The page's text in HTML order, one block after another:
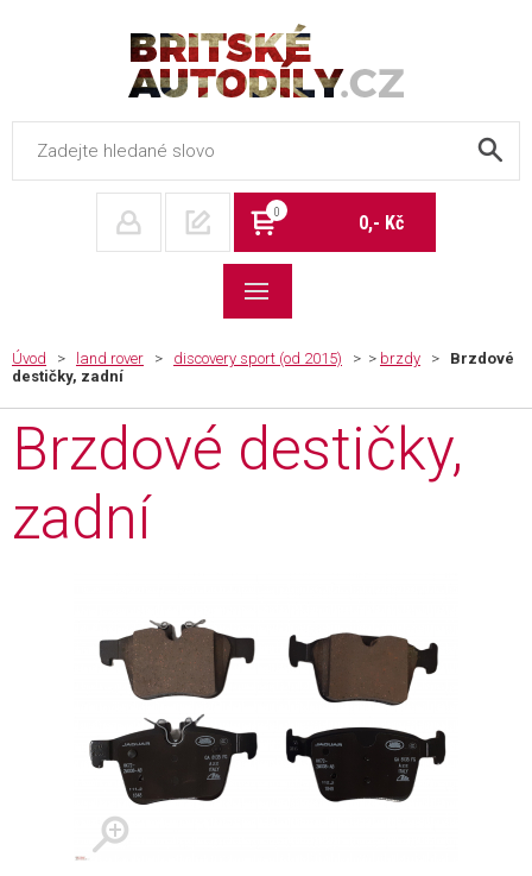
0 0,- Kč
Úvod > land rover > discovery sport (od 2015) > > brzdy > Brzdové
destičky, zadní
Brzdové destičky,
zadní